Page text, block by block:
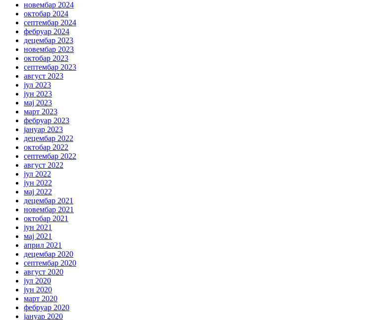
новембар 2024
октобар 2024
септембар 2024
фебруар 2024
децембар 2023
новембар 2023
октобар 2023
септембар 2023
август 2023
јул 2023
јун 2023
мај 2023
март 2023
фебруар 2023
јануар 2023
децембар 2022
октобар 2022
септембар 2022
август 2022
јул 2022
јун 2022
мај 2022
децембар 2021
новембар 2021
октобар 2021
јун 2021
мај 2021
април 2021
децембар 2020
септембар 2020
август 2020
јул 2020
јун 2020
март 2020
фебруар 2020
јануар 2020